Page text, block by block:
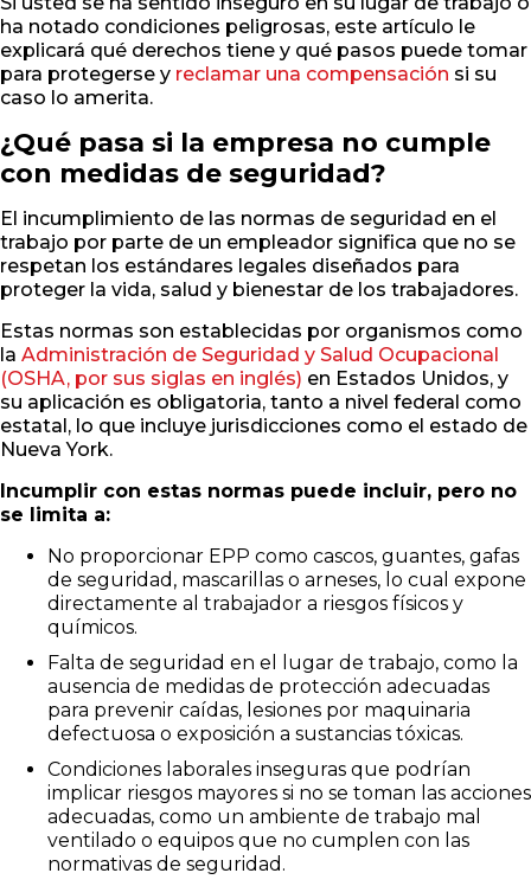
ha notado condiciones peligrosas, este artículo le
explicará qué derechos tiene y qué pasos puede tomar
para protegerse y reclamar una compensación si su
caso lo amerita.
¿Qué pasa si la empresa no cumple
con medidas de seguridad?
El incumplimiento de las normas de seguridad en el
trabajo por parte de un empleador significa que no se
respetan los estándares legales diseñados para
proteger la vida, salud y bienestar de los trabajadores.
Estas normas son establecidas por organismos como
la Administración de Seguridad y Salud Ocupacional
(OSHA, por sus siglas en inglés) en Estados Unidos, y
su aplicación es obligatoria, tanto a nivel federal como
estatal, lo que incluye jurisdicciones como el estado de
Nueva York.
Incumplir con estas normas puede incluir, pero no
se limita a:
No proporcionar EPP como cascos, guantes, gafas
de seguridad, mascarillas o arneses, lo cual expone
directamente al trabajador a riesgos físicos y
químicos.
Falta de seguridad en el lugar de trabajo, como la
ausencia de medidas de protección adecuadas
para prevenir caídas, lesiones por maquinaria
defectuosa o exposición a sustancias tóxicas.
Condiciones laborales inseguras que podrían
implicar riesgos mayores si no se toman las acciones
adecuadas, como un ambiente de trabajo mal
ventilado o equipos que no cumplen con las
normativas de seguridad.